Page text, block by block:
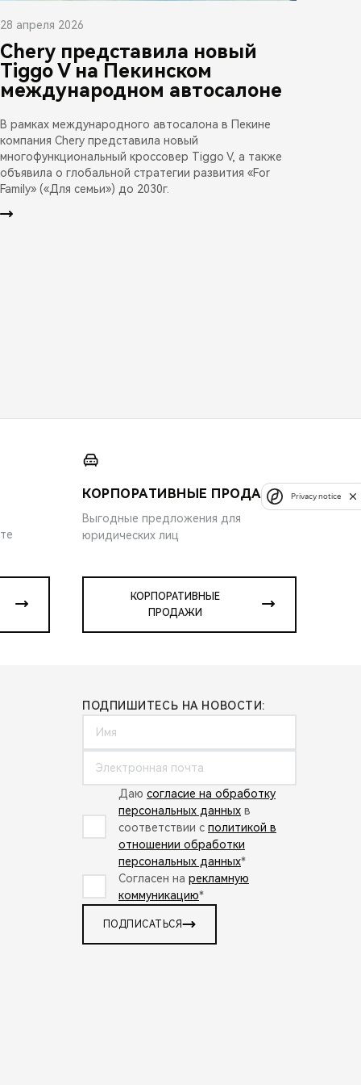
28 апреля 2026
Chery представила новый
Tiggo V на Пекинском
международном автосалоне
В рамках международного автосалона в Пекине
компания Chery представила новый
многофункциональный кроссовер Tiggo V, а также
объявила о глобальной стратегии развития «For
Family» («Для семьи») до 2030г.
КОРПОРАТИВНЫЕ ПРОДАЖИ
Выгодные предложения для
юридических лиц
КОРПОРАТИВНЫЕ
ПРОДАЖИ
ПОДПИШИТЕСЬ НА НОВОСТИ:
Даю согласие на обработку
персональных данных в
соответствии с политикой в
отношении обработки
персональных данных*
Согласен на рекламную
коммуникацию*
ПОДПИСАТЬСЯ
Privacy notice